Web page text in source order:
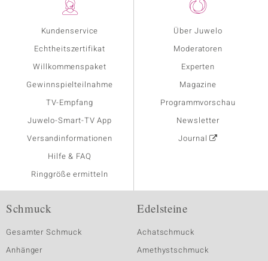
Kundenservice
Echtheitszertifikat
Willkommenspaket
Gewinnspielteilnahme
TV-Empfang
Juwelo-Smart-TV App
Versandinformationen
Hilfe & FAQ
Ringgröße ermitteln
Über Juwelo
Moderatoren
Experten
Magazine
Programmvorschau
Newsletter
Journal
Schmuck
Gesamter Schmuck
Anhänger
Edelsteine
Achatschmuck
Amethystschmuck